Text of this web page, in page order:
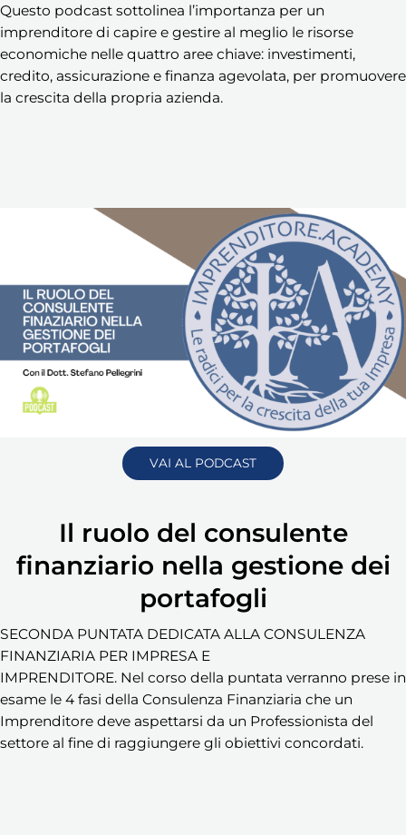
Questo podcast sottolinea l’importanza per un
imprenditore di capire e gestire al meglio le risorse
economiche nelle quattro aree chiave: investimenti,
credito, assicurazione e finanza agevolata, per promuovere
la crescita della propria azienda.
VAI AL PODCAST
Il ruolo del consulente
finanziario nella gestione dei
portafogli
SECONDA PUNTATA DEDICATA ALLA CONSULENZA
FINANZIARIA PER IMPRESA E
IMPRENDITORE. Nel corso della puntata verranno prese in
esame le 4 fasi della Consulenza Finanziaria che un
Imprenditore deve aspettarsi da un Professionista del
settore al fine di raggiungere gli obiettivi concordati.